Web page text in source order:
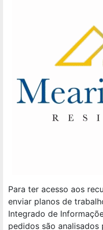
Para ter acesso aos
enviar planos de
Integrado de
pedidos são